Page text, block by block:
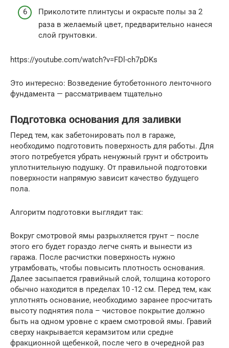
Приколотите плинтусы и окрасьте полы за 2
раза в желаемый цвет, предварительно нанеся
слой грунтовки.
https://youtube.com/watch?v=FDl-ch7pDKs
Это интересно: Возведение бутобетонного ленточного
фундамента — рассматриваем тщательно
Подготовка основания для заливки
Перед тем, как забетонировать пол в гараже,
необходимо подготовить поверхность для работы. Для
этого потребуется убрать ненужный грунт и обстроить
уплотнительную подушку. От правильной подготовки
поверхности напрямую зависит качество будущего
пола.
Алгоритм подготовки выглядит так:
Вокруг смотровой ямы разрыхляется грунт – после
этого его будет гораздо легче снять и вынести из
гаража. После расчистки поверхность нужно
утрамбовать, чтобы повысить плотность основания.
Далее засыпается гравийный слой, толщина которого
обычно находится в пределах 10 -12 см. Перед тем, как
уплотнять основание, необходимо заранее просчитать
высоту поднятия пола – чистовое покрытие должно
быть на одном уровне с краем смотровой ямы. Гравий
сверху накрывается керамзитом или средне
фракционной щебенкой, после чего в очередной раз